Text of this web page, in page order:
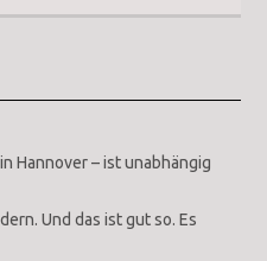
Hannover – ist unabhängig
Und das ist gut so. Es